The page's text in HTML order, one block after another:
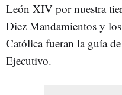
León XIV por nuestra
Diez Mandamientos y
Católica fueran la guía
Ejecutivo.